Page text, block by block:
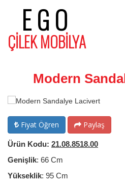
EGO
ÇİLEK MOBİLYA
Modern
Fiyat Öğren Paylaş
Ürün Kodu: 21.08.8518.00
Genişlik: 66 Cm
Yükseklik: 95 Cm